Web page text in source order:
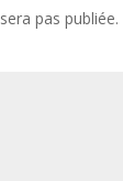
pas publiée.